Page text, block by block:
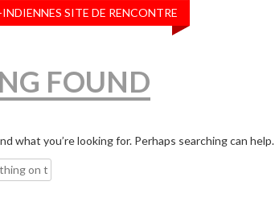
SITE DE RENCONTRE
FOUND
what you’re looking for. Perhaps searching can help.